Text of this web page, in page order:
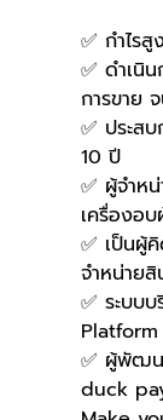
✅ กำไร
✅ ดำเนิ
การขาย
✅ ประส
10 ปี
✅ ผู้จำห
เครื่องอ
✅ เป็นผู้
จำหน่ายสิ
✅ ระบบ
Platform
✅ ผู้พัฒน
duck